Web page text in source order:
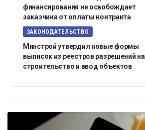
финансирования не освобождает
заказчика от оплаты контракта
ЗАКОНОДАТЕЛЬСТВО
Минстрой утвердил новые формы
выписок из реестров разрешений на
строительство и ввод объектов